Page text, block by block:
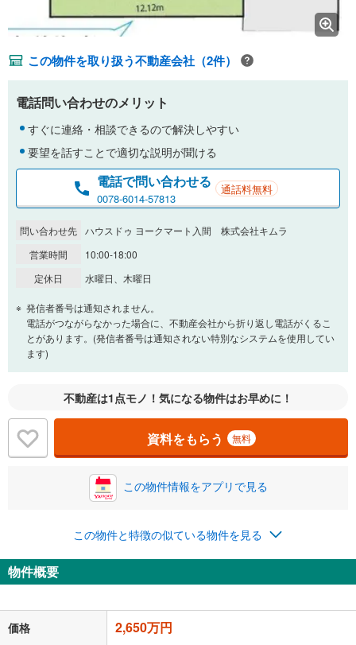
この物件を取り扱う不動産会社（2件）
電話問い合わせのメリット
すぐに連絡・相談できるので解決しやすい
要望を話すことで適切な説明が聞ける
電話で問い合わせる
0078-6014-57813
通話料無料
問い合わせ先 ハウスドゥ ヨークマート入間 株式会社キムラ
営業時間
10:00-18:00
定休日
水曜日、木曜日
発信者番号は通知されません。
電話がつながらなかった場合に、不動産会社から折り返し電話がくるこ
とがあります。(発信者番号は通知されない特別なシステムを使用してい
ます)
不動産は1点モノ！気になる物件はお早めに！
資料をもらう 無料
この物件情報をアプリで見る
この物件と特徴の似ている物件を見る
物件概要
価格 2,650万円